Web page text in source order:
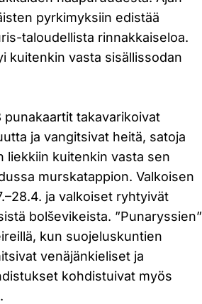
pyrkimyksiin edistää
taloudellista rinnakkaiseloa.
kuitenkin vasta sisällissodan
punakaartit takavarikoivat
ja vangitsivat heitä, satoja
liekkiin kuitenkin vasta sen
murskatappion. Valkoisen
ja valkoiset ryhtyivät
bolševikeista. ”Punaryssien”
kun suojeluskuntien
venäjänkieliset ja
kohdistuivat myös